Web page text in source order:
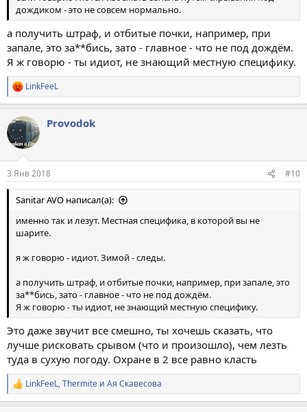
дождиком - это не совсем нормально.
а получить штраф, и отбитые почки, например, при
запале, это за**бись, зато - главное - что не под дождём.
Я ж говорю - ты идиот, не знающий местную специфику.
Р
е
к
ц
и
LinkFeeL
Provodok
3 Янв 2018 #10
Sanitar AVO написал(а):
именно так и лезут. Местная специфика, в которой вы не
шарите.
я ж говорю - идиот. Зимой - следы.
а получить штраф, и отбитые почки, например, при запале, это
за**бись, зато - главное - что не под дождём.
Я ж говорю - ты идиот, не знающий местную специфику.
Это даже звучит все смешно, ты хочешь сказать, что
лучше рисковать срывом (что и произошло), чем лезть
туда в сухую погоду. Охране в 2 все равно класть
Р
е
LinkFeeL,Thermite и Ая Скавесова